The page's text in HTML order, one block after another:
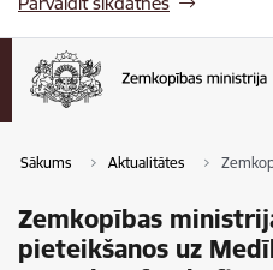
Sākums Aktualitātes
Zemkopības
pieteikšanos uz